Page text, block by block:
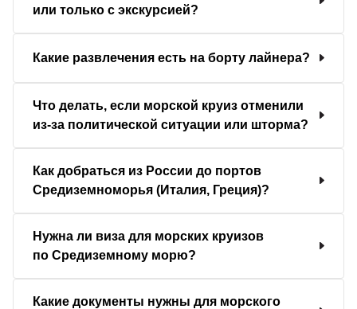
или только с экскурсией?
Какие развлечения есть на борту лайнера?
Что делать, если морской круиз отменили
из-за политической ситуации или шторма?
Как добраться из России до портов
Средиземноморья (Италия, Греция)?
Нужна ли виза для морских круизов
по Средиземному морю?
Какие документы нужны для морского